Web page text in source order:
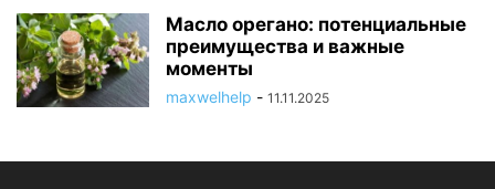
Масло орегано: потенциальные
преимущества и важные
моменты
maxwelhelp - 11.11.2025